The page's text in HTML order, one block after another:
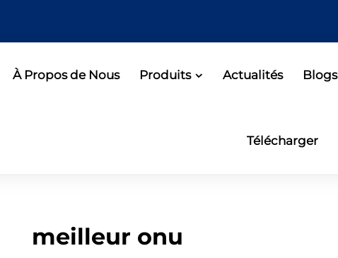
À Propos de Nous Produits Actualités Blogs
Télécharger
meilleur onu